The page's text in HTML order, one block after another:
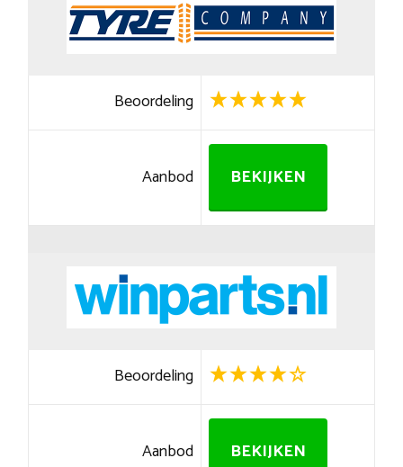
Beoordeling
Aanbod BEKIJKEN
Beoordeling
Aanbod BEKIJKEN